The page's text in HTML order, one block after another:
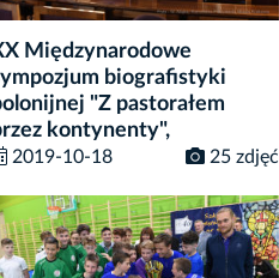
Międzynarodowe
biografistyki
"Z pastorałem
kontynenty",
2019-10-18 25 zdjęć